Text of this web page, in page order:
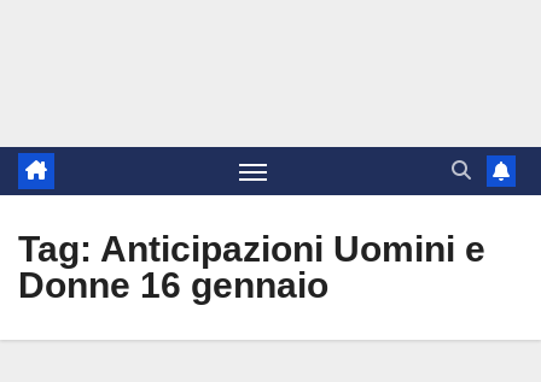
Tag: Anticipazioni Uomini e
Donne 16 gennaio